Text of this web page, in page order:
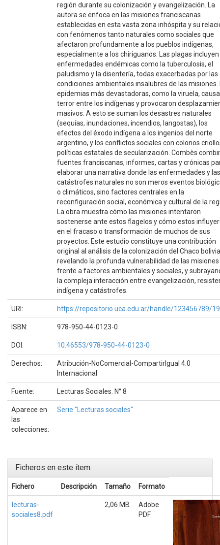
región durante su colonización y evangelización. La
autora se enfoca en las misiones franciscanas
establecidas en esta vasta zona inhóspita y su
con fenómenos tanto naturales como sociales que
afectaron profundamente a los pueblos indígenas,
especialmente a los chiriguanos. Las plagas incluyen
enfermedades endémicas como la tuberculosis, el
paludismo y la disentería, todas exacerbadas por las
condiciones ambientales insalubres de las misiones.
epidemias más devastadoras, como la viruela,
terror entre los indígenas y provocaron
masivos. A esto se suman los desastres naturales
(sequías, inundaciones, incendios, langostas), los
efectos del éxodo indígena a los ingenios del norte
argentino, y los conflictos sociales con colonos
políticas estatales de secularización. Combès
fuentes franciscanas, informes, cartas y crónicas
elaborar una narrativa donde las enfermedades y las
catástrofes naturales no son meros eventos
o climáticos, sino factores centrales en la
reconfiguración social, económica y cultural de la
La obra muestra cómo las misiones intentaron
sostenerse ante estos flagelos y cómo estos
en el fracaso o transformación de muchos de sus
proyectos. Este estudio constituye una contribución
original al análisis de la colonización del Chaco
revelando la profunda vulnerabilidad de las misiones
frente a factores ambientales y sociales, y
la compleja interacción entre evangelización,
indígena y catástrofes.
URI: https://repositorio.uca.edu.ar/handle/123456789/
ISBN: 978-950-44-0123-0
DOI: 10.46553/978-950-44-0123-0
Derechos:
Atribución-NoComercial-CompartirIgual 4.0
Internacional
Fuente: Lecturas Sociales. N° 8
Aparece en
las
colecciones:
Serie "Lecturas sociales"
Ficheros en este ítem:
Fichero Descripción Tamaño Formato
lecturas-
sociales8.pdf
2,06 MB
Adobe
PDF